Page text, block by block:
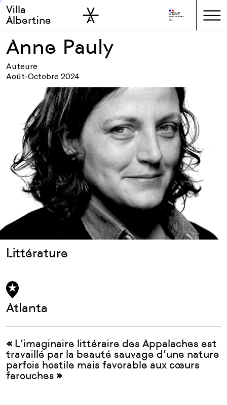
Skip to main
Skip to sidebar
Villa
Albertine
Anne Pauly
Auteure
Août-Octobre 2024
Littérature
Atlanta
« L’imaginaire littéraire des Appalaches est
travaillé par la beauté sauvage d’une nature
parfois hostile mais favorable aux cœurs
farouches »